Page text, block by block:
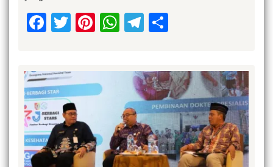
Facebook
Twitter
Pinterest
WhatsApp
Telegram